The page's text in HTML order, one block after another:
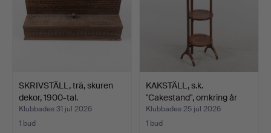
SKRIVSTÄLL, trä, skuren
dekor, 1900-tal.
Klubbades 31 jul 2026
1 bud
KAKSTÄLL, s.k.
"Cakestand", omkring år
190…
Klubbades 25 jul 2026
1 bud